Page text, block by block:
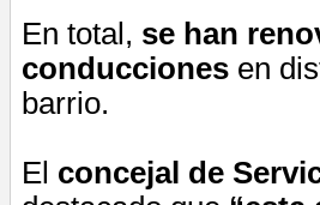
En total, se han
conducciones en
barrio.
El concejal de